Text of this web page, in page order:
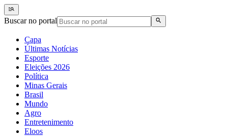
Buscar no portal
Capa
Últimas Notícias
Esporte
Eleições 2026
Política
Minas Gerais
Brasil
Mundo
Agro
Entretenimento
Eloos